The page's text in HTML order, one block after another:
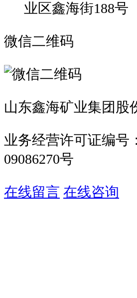
业区鑫海街188号
微信二维码
山东鑫海矿业集团股
业务经营许可证编号
09086270号
在线留言 在线咨询